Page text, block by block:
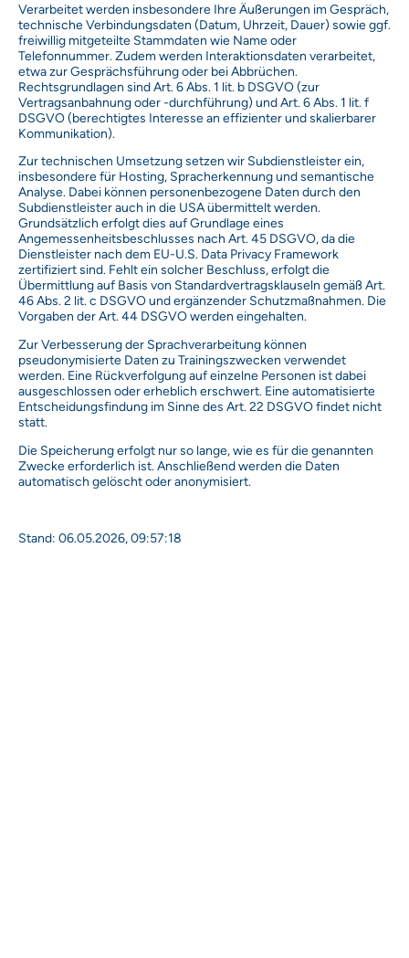
Verarbeitet werden insbesondere Ihre Äußerungen im Gespräch,
technische Verbindungsdaten (Datum, Uhrzeit, Dauer) sowie ggf.
freiwillig mitgeteilte Stammdaten wie Name oder
Telefonnummer. Zudem werden Interaktionsdaten verarbeitet,
etwa zur Gesprächsführung oder bei Abbrüchen.
Rechtsgrundlagen sind Art. 6 Abs. 1 lit. b DSGVO (zur
Vertragsanbahnung oder -durchführung) und Art. 6 Abs. 1 lit. f
DSGVO (berechtigtes Interesse an effizienter und skalierbarer
Kommunikation).
Zur technischen Umsetzung setzen wir Subdienstleister ein,
insbesondere für Hosting, Spracherkennung und semantische
Analyse. Dabei können personenbezogene Daten durch den
Subdienstleister auch in die USA übermittelt werden.
Grundsätzlich erfolgt dies auf Grundlage eines
Angemessenheitsbeschlusses nach Art. 45 DSGVO, da die
Dienstleister nach dem EU-U.S. Data Privacy Framework
zertifiziert sind. Fehlt ein solcher Beschluss, erfolgt die
Übermittlung auf Basis von Standardvertragsklauseln gemäß Art.
46 Abs. 2 lit. c DSGVO und ergänzender Schutzmaßnahmen. Die
Vorgaben der Art. 44 DSGVO werden eingehalten.
Zur Verbesserung der Sprachverarbeitung können
pseudonymisierte Daten zu Trainingszwecken verwendet
werden. Eine Rückverfolgung auf einzelne Personen ist dabei
ausgeschlossen oder erheblich erschwert. Eine automatisierte
Entscheidungsfindung im Sinne des Art. 22 DSGVO findet nicht
statt.
Die Speicherung erfolgt nur so lange, wie es für die genannten
Zwecke erforderlich ist. Anschließend werden die Daten
automatisch gelöscht oder anonymisiert.
Stand: 06.05.2026, 09:57:18